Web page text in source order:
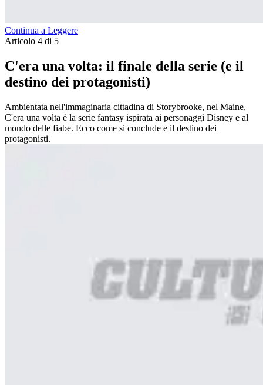
Continua a Leggere
Articolo 4 di 5
C'era una volta: il finale della serie (e il
destino dei protagonisti)
Ambientata nell'immaginaria cittadina di Storybrooke, nel Maine,
C'era una volta è la serie fantasy ispirata ai personaggi Disney e al
mondo delle fiabe. Ecco come si conclude e il destino dei
protagonisti.